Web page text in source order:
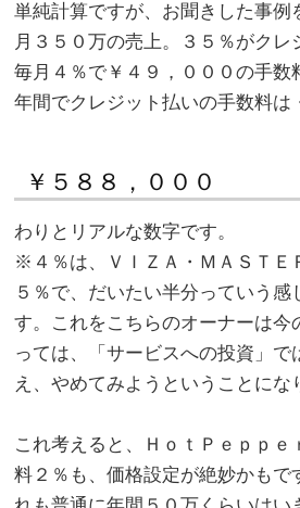
単純計算ですが、お聞きした事例
月３５０万の売上。３５％がクレ
毎月４％で￥４９，０００の手数
年間でクレジット払いの手数料は
￥５８８，０００
わりとリアルな数字です。
※４％は、ＶＩＺＡ・ＭＡＳＴＥ
５％で、だいたい半分っていう感
す。これをこちらのオーナーは今
っては、「サービスへの投資」で
え、やめてみようということにな
これ考えると、ＨｏｔＰｅｐｐｅ
料２％も、価格設定が絶妙かもで